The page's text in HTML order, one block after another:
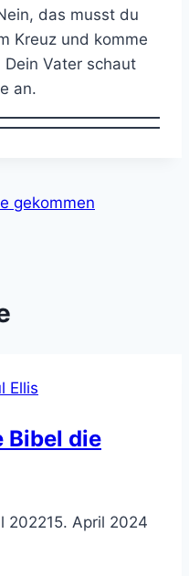
das musst du
Kreuz und komme
Vater schaut
an.
gekommen
Ellis
Bibel die
202215. April 2024